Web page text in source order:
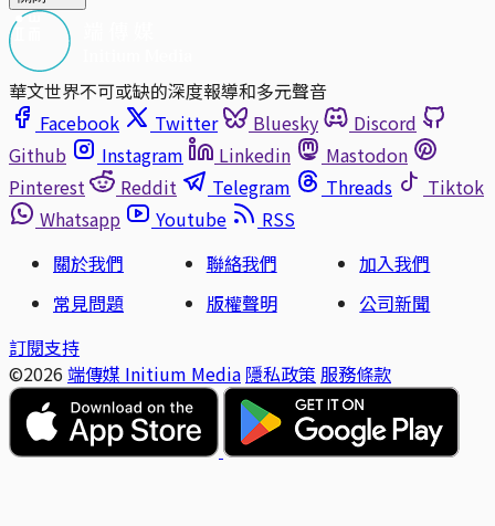
華文世界不可或缺的深度報導和多元聲音
Facebook
Twitter Bluesky
Discord
Github
Instagram Linkedin
Mastodon
Pinterest
Reddit Telegram Threads
Tiktok
Whatsapp
Youtube
RSS
關於我們
聯絡我們
加入我們
常見問題
版權聲明
公司新聞
訂閱支持
©2026 端傳媒 Initium Media 隱私政策 服務條款